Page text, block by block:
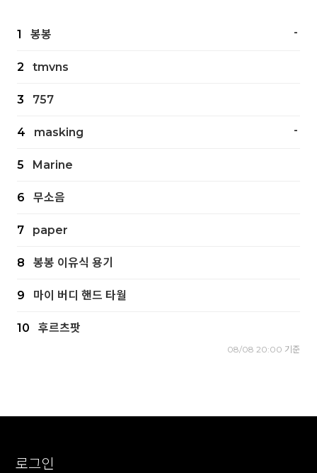
1 봉봉 -
2 tmvns
3 757
4 masking -
5 Marine
6 무소음
7 paper
8 봉봉 이유식 용기
9 마이 버디 핸드 타월
10 후르츠팟
08/08 20:00 기준
로그인